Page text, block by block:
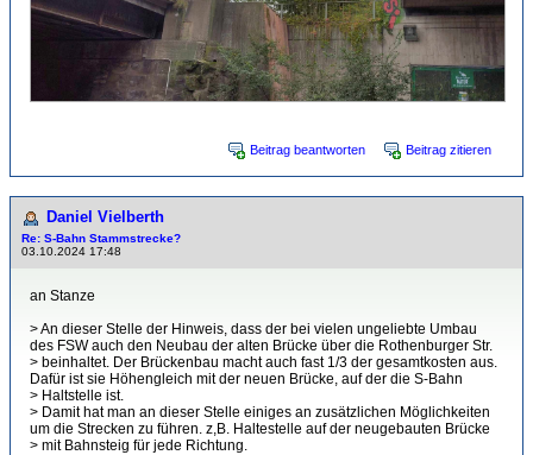
Beitrag beantworten Beitrag zitieren
Daniel Vielberth
Re: S-Bahn Stammstrecke?
03.10.2024 17:48
an Stanze
> An dieser Stelle der Hinweis, dass der bei vielen ungeliebte Umbau
des FSW auch den Neubau der alten Brücke über die Rothenburger Str.
> beinhaltet. Der Brückenbau macht auch fast 1/3 der gesamtkosten aus.
Dafür ist sie Höhengleich mit der neuen Brücke, auf der die S-Bahn
> Haltstelle ist.
> Damit hat man an dieser Stelle einiges an zusätzlichen Möglichkeiten
um die Strecken zu führen. z,B. Haltestelle auf der neugebauten Brücke
> mit Bahnsteig für jede Richtung.